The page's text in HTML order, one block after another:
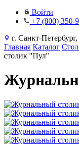
Войти
+7 (800) 350-
г. Санкт-
Главная Каталог
столик "Пул"